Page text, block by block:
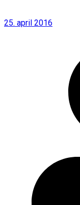
25. april 2016